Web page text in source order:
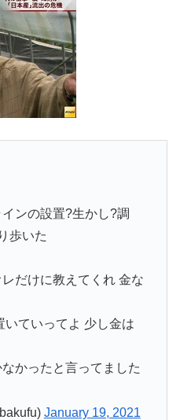
ンの設置?生かし?調
歩いた
だけに教えてくれ 金な
いていってよ 少し金は
かったと言ってました
January 19, 2021